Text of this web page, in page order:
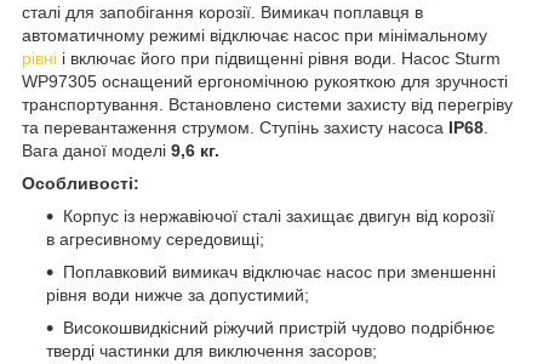
сталі для запобігання корозії. Вимикач поплавця в
автоматичному режимі відключає насос при мінімальному
рівні і включає його при підвищенні рівня води. Насос Sturm
WP97305 оснащений ергономічною рукояткою для зручності
транспортування. Встановлено системи захисту від перегріву
та перевантаження струмом. Ступінь захисту насоса IP68
Вага даної моделі 9,6 кг.
Особливості:
Корпус із нержавіючої сталі захищає двигун від корозії
в агресивному середовищі;
Поплавковий вимикач відключає насос при зменшенні
рівня води нижче за допустимий;
Високошвидкісний ріжучий пристрій чудово подрібнює
тверді частинки для виключення засоров;